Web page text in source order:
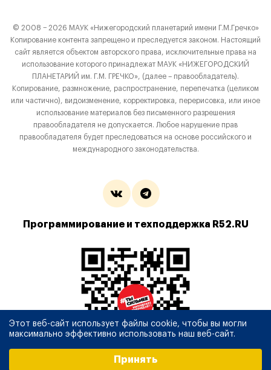
© 2008 − 2026 МАУК «Нижегородский планетарий имени Г.М.Гречко»
Копирование контента запрещено и преследуется законом. Настоящий
сайт является объектом авторского права, исключительные права на
использование которого принадлежат МАУК «НИЖЕГОРОДСКИЙ
ПЛАНЕТАРИЙ им. Г.М. ГРЕЧКО», (далее – правообладатель).
Копирование, размножение, распространение, перепечатка (целиком
или частично), видоизменение, корректировка, перерисовка, или иное
использование материалов без письменного разрешения
правообладателя не допускается. Любое нарушение прав
правообладателя будет преследоваться на основе российского и
международного законодательства.
Программирование и техподдержка R52.RU
Этот веб-сайт использует файлы cookie, чтобы вы могли
максимально эффективно использовать наш веб-сайт.
Принять